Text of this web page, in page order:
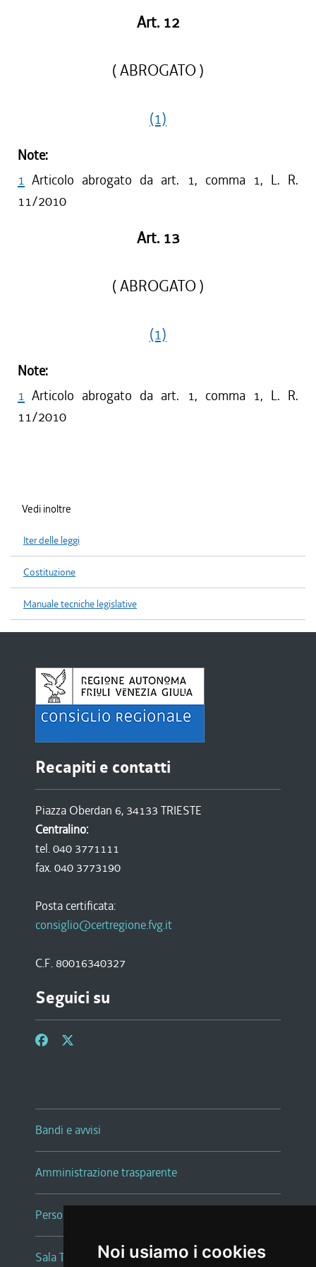
Noi usiamo i cookies
Art. 12
( ABROGATO )
(1)
Note:
1 Articolo abrogato da art. 1, comma 1, L. R.
11/2010
Art. 13
( ABROGATO )
(1)
Note:
1 Articolo abrogato da art. 1, comma 1, L. R.
11/2010
Vedi inoltre
Iter delle leggi
Costituzione
Manuale tecniche legislative
Recapiti e contatti
Piazza Oberdan 6, 34133 TRIESTE
Centralino:
tel. 040 3771111
fax. 040 3773190
Posta certificata:
consiglio@certregione.fvg.it
C.F. 80016340327
Seguici su
Bandi e avvisi
Amministrazione trasparente
Persone e Uffici
Sala Tiziano Tessitori